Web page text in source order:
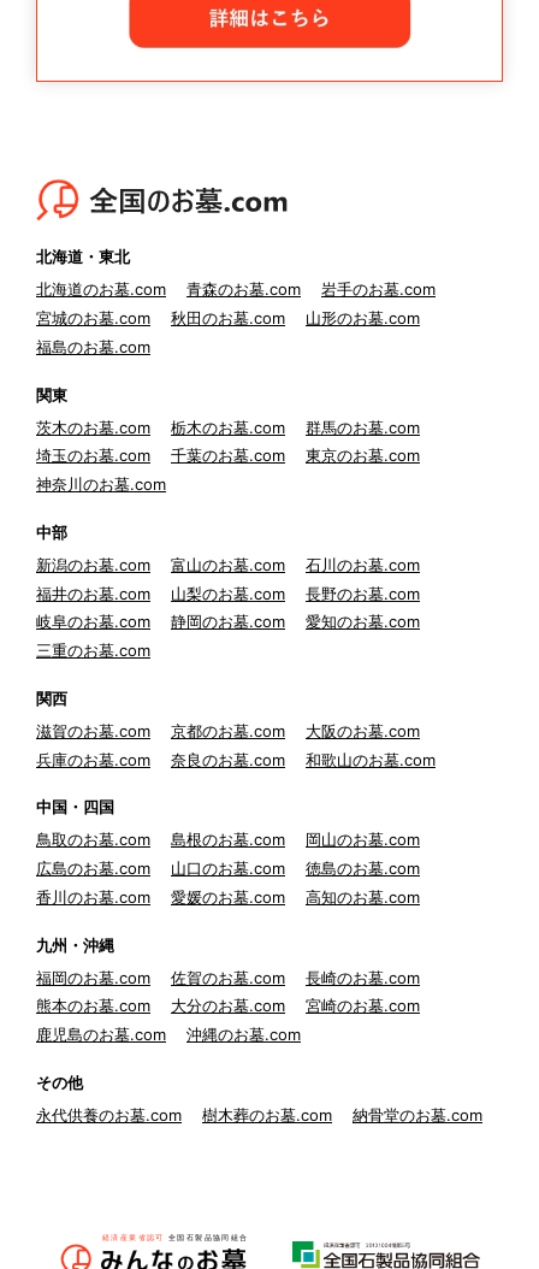
北海道・東北
北海道のお墓.com
青森のお墓.com
岩手のお墓.com
宮城のお墓.com
秋田のお墓.com
山形のお墓.com
福島のお墓.com
関東
茨木のお墓.com
栃木のお墓.com
群馬のお墓.com
埼玉のお墓.com
千葉のお墓.com
東京のお墓.com
神奈川のお墓.com
中部
新潟のお墓.com
富山のお墓.com
石川のお墓.com
福井のお墓.com
山梨のお墓.com
長野のお墓.com
岐阜のお墓.com
静岡のお墓.com
愛知のお墓.com
三重のお墓.com
関西
滋賀のお墓.com
京都のお墓.com
大阪のお墓.com
兵庫のお墓.com
奈良のお墓.com 和歌山のお墓.com
中国・四国
鳥取のお墓.com
島根のお墓.com
岡山のお墓.com
広島のお墓.com
山口のお墓.com
徳島のお墓.com
香川のお墓.com
愛媛のお墓.com 高知のお墓.com
九州・沖縄
福岡のお墓.com
佐賀のお墓.com
長崎のお墓.com
熊本のお墓.com
大分のお墓.com
宮崎のお墓.com
鹿児島のお墓.com
沖縄のお墓.com
その他
永代供養のお墓.com
樹木葬のお墓.com 納骨堂のお墓.com